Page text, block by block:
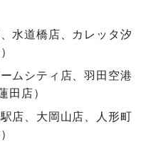
水道橋店、カレッタ汐
ムシティ店、羽田空港
田店）
店、大岡山店、人形町